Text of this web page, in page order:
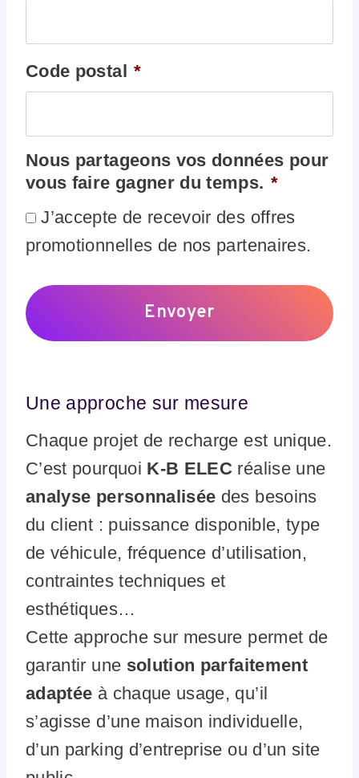
Code postal *
Nous partageons vos données pour
vous faire gagner du temps. *
J’accepte de recevoir des offres
promotionnelles de nos partenaires.
Une approche sur mesure
Chaque projet de recharge est unique.
C’est pourquoi K-B ELEC réalise une
analyse personnalisée des besoins
du client : puissance disponible, type
de véhicule, fréquence d’utilisation,
contraintes techniques et
esthétiques…
Cette approche sur mesure permet de
garantir une solution parfaitement
adaptée à chaque usage, qu’il
s’agisse d’une maison individuelle,
d’un parking d’entreprise ou d’un site